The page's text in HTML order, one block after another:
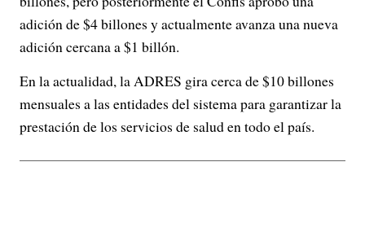
adición de $4 billones y actualmente avanza una nueva
adición cercana a $1 billón.
En la actualidad, la ADRES gira cerca de $10 billones
mensuales a las entidades del sistema para garantizar la
prestación de los servicios de salud en todo el país.